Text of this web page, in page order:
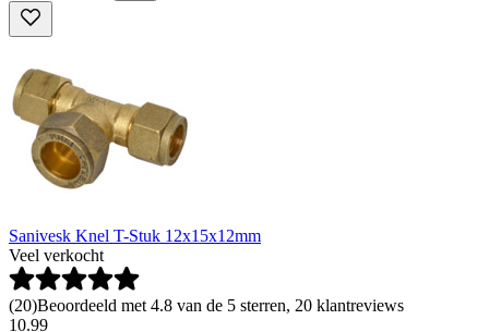
Sanivesk Knel T-Stuk 12x15x12mm
Veel verkocht
(20)Beoordeeld met 4.8 van de 5 sterren, 20 klantreviews
10.99